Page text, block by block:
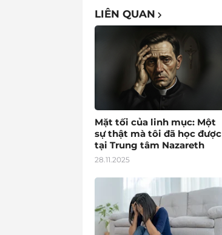
LIÊN QUAN
Mặt tối của linh mục: Một
sự thật mà tôi đã học được
tại Trung tâm Nazareth
28.11.2025